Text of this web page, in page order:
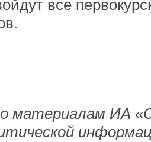
все
материалам ИА